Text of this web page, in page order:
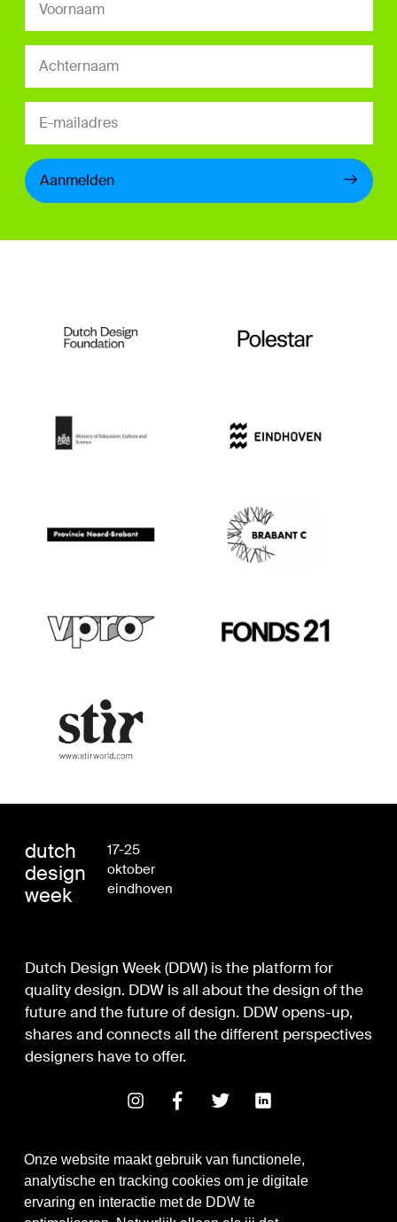
Onze website maakt gebruik van functionele,
analytische en tracking cookies om je digitale
ervaring en interactie met de DDW te
Aanmelden
dutch
design
week
17-25
oktober
eindhoven
Dutch Design Week (DDW) is the platform for
quality design. DDW is all about the design of the
future and the future of design. DDW opens-up,
shares and connects all the different perspectives
designers have to offer.